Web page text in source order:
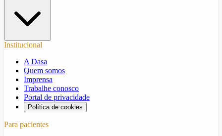
Institucional
A Dasa
Quem somos
Imprensa
Trabalhe conosco
Portal de privacidade
Política de cookies
Para pacientes